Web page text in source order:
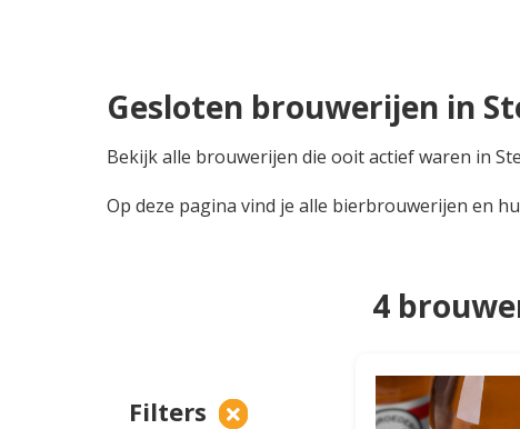
Gesloten brouwerijen in
Bekijk alle brouwerijen die ooit actief waren in
Op deze pagina vind je alle bierbrouwerijen en
Filters
4